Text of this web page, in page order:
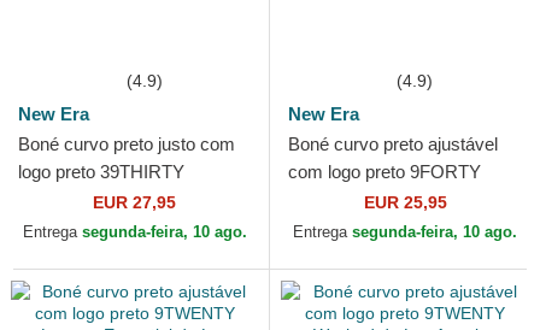
(4.9)
New Era
Boné curvo preto justo com
logo preto 39THIRTY
Essential da Los Angeles
Dodgers MLB da New Era
EUR 27,95
Entrega segunda-feira, 10 ago.
(4.9)
New Era
Boné curvo preto ajustável
com logo preto 9FORTY
League Essential da Los
Angeles Dodgers MLB da...
EUR 25,95
Entrega segunda-feira, 10 ago.